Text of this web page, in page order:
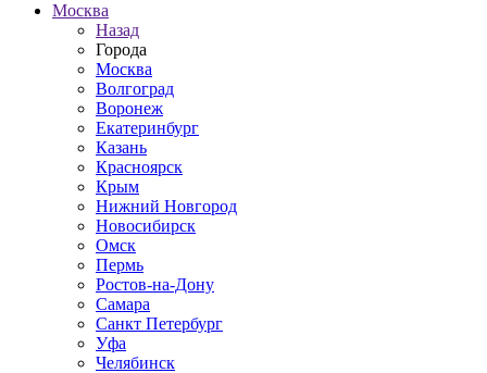
Москва
Назад
Города
Москва
Волгоград
Воронеж
Екатеринбург
Казань
Красноярск
Крым
Нижний Новгород
Новосибирск
Омск
Пермь
Ростов-на-Дону
Самара
Санкт Петербург
Уфа
Челябинск